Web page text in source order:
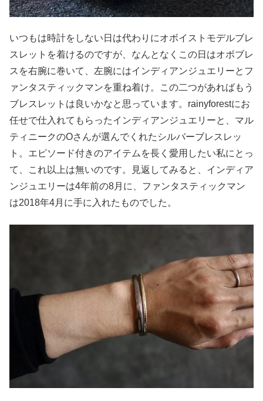
いつもは時計をしない日は代わりにオボイストモデルブレ
スレットを着けるのですが、なんとなくこの日はオボブレ
スを右腕に巻いて、左腕にはインディアンジュエリーとフ
ァンタスティックマンを重ね着け。この二つがあればもう
ブレスレットは良いかなと思っています。rainyforestにお
任せで仕入れてもらったインディアンジュエリーと、マル
ティニークのOさんが選んでくれたシルバーブレスレッ
ト。エピソード付きのアイテムを長く愛用したい私にとっ
て、これ以上は無いのです。見返してみると、インディア
ンジュエリーは4年前の8月に、ファンタスティックマン
は2018年4月に手に入れたものでした。